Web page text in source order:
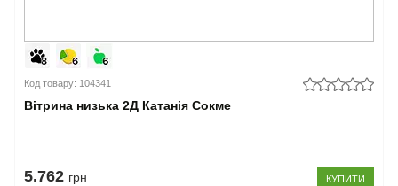
Код товару: 104341
Вітрина низька 2Д Катанія Сокме
5.762 грн КУПИТИ